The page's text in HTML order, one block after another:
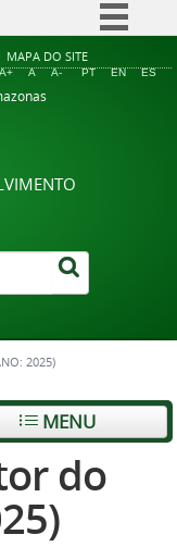
Simplifique!
à informação
Legislação
MAPA DO SITE
A+ A A- PT EN ES
2025)
MENU
do